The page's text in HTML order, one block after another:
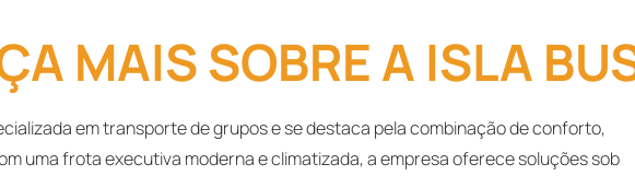
MAIS SOBRE A ISLA
em transporte de grupos e se destaca pela combinação de conforto,
uma frota executiva moderna e climatizada, a empresa oferece soluções sob